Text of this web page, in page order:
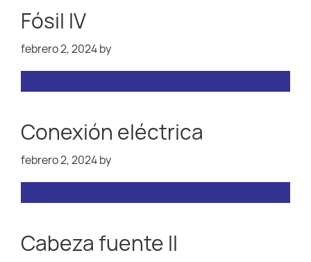
Fósil IV
febrero 2, 2024by
Conexión eléctrica
febrero 2, 2024by
Cabeza fuente II